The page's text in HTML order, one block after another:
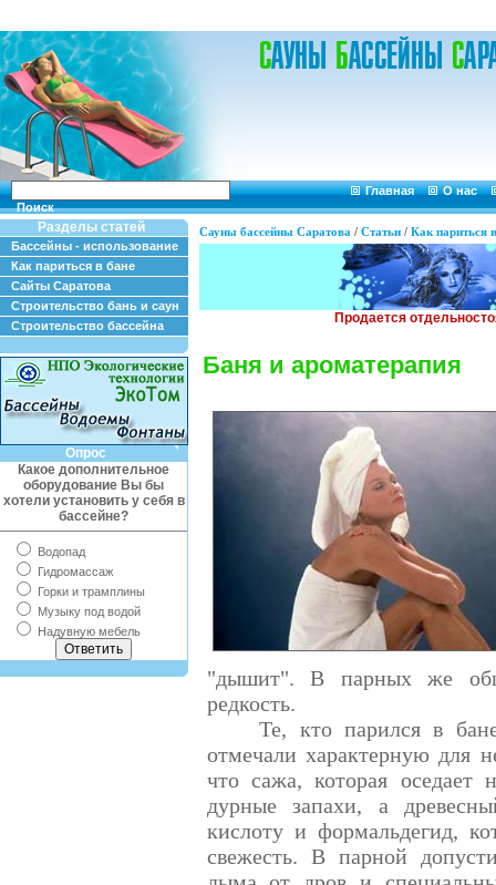
Поиск
Главная О нас
Разделы статей
Бассейны - использование
Как париться в бане
Сайты Саратова
Строительство бань и саун
Строительство бассейна
Опрос
Какое дополнительное
оборудование Вы бы
хотели установить у себя в
бассейне?
Водопад
Гидромассаж
Горки и трамплины
Музыку под водой
Надувную мебель
Сауны бассейны Саратова / Статьи / Как париться
Баня и ароматерапия
"дышит". В парных же
редкость.
Те, кто парился в
отмечали характерную для
что сажа, которая оседает
дурные запахи, а
кислоту и формальдегид,
свежесть. В парной